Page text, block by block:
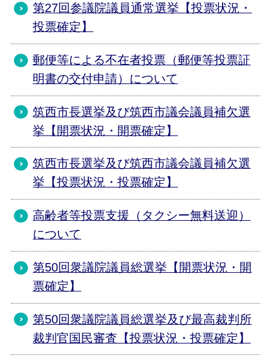
第27回参議院議員通常選挙【投票状況・
投票確定】
郵便等による不在者投票（郵便等投票証
明書の交付申請）について
筑西市長選挙及び筑西市議会議員補欠選
挙【開票状況・開票確定】
筑西市長選挙及び筑西市議会議員補欠選
挙【投票状況・投票確定】
高齢者等投票支援（タクシー無料送迎）
について
第50回衆議院議員総選挙【開票状況・開
票確定】
第50回衆議院議員総選挙及び最高裁判所
裁判官国民審査【投票状況・投票確定】